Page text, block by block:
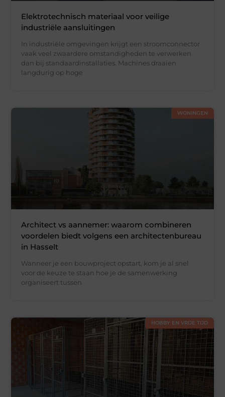
Elektrotechnisch materiaal voor veilige
industriële aansluitingen
In industriële omgevingen krijgt een stroomconnector
vaak veel zwaardere omstandigheden te verwerken
dan bij standaardinstallaties. Machines draaien
langdurig op hoge
WONINGEN
Architect vs aannemer: waarom combineren
voordelen biedt volgens een architectenbureau
in Hasselt
Wanneer je een bouwproject opstart, kom je al snel
voor de keuze te staan hoe je de samenwerking
organiseert tussen
HOBBY EN VRIJE TIJD